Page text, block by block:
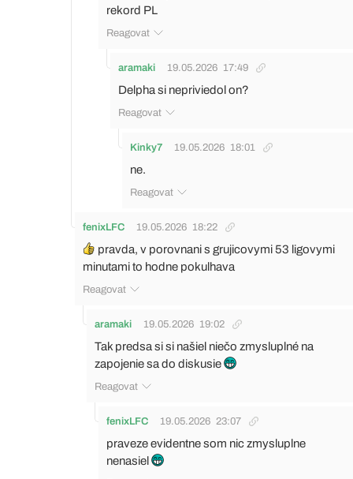
rekord PL
Reagovat
aramaki 19.05.2026 17:49
Delpha si nepriviedol on?
Reagovat
Kinky7 19.05.2026 18:01
ne.
Reagovat
fenixLFC 19.05.2026 18:22
pravda, v porovnani s grujicovymi 53 ligovymi
minutami to hodne pokulhava
Reagovat
aramaki 19.05.2026 19:02
Tak predsa si si našiel niečo zmysluplné na
zapojenie sa do diskusie
Reagovat
fenixLFC 19.05.2026 23:07
praveze evidentne som nic zmysluplne
nenasiel